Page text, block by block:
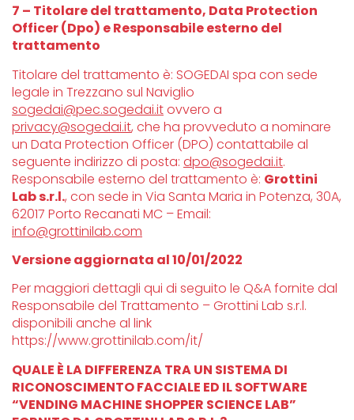
7 – Titolare del trattamento, Data Protection
Officer (Dpo) e Responsabile esterno del
trattamento
Titolare del trattamento è: SOGEDAI spa con sede
legale in Trezzano sul Naviglio
sogedai@pec.sogedai.itovvero a
privacy@sogedai.it, che ha provveduto a nominare
un Data Protection Officer (DPO) contattabile al
seguente indirizzo di posta: dpo@sogedai.it.
Responsabile esterno del trattamento è: Grottini
Lab s.r.l., con sede in Via Santa Maria in Potenza, 30A,
62017 Porto Recanati MC – Email:
info@grottinilab.com
Versione aggiornata al 10/01/2022
Per maggiori dettagli qui di seguito le Q&A fornite dal
Responsabile del Trattamento – Grottini Lab s.r.l.
disponibili anche al link
https://www.grottinilab.com/it/
QUALE È LA DIFFERENZA TRA UN SISTEMA DI
RICONOSCIMENTO FACCIALE ED IL SOFTWARE
“VENDING MACHINE SHOPPER SCIENCE LAB”